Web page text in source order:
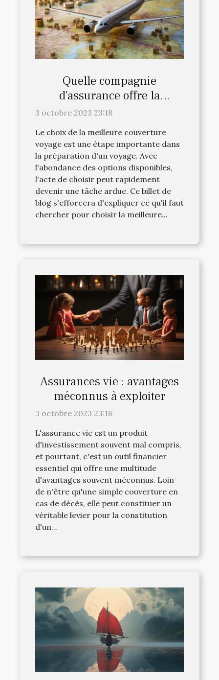
Quelle compagnie
d'assurance offre la
meilleure couverture
3 octobre 2023 23:18
Le choix de la meilleure couverture
voyage est une étape importante dans
la préparation d'un voyage. Avec
l'abondance des options disponibles,
l'acte de choisir peut rapidement
devenir une tâche ardue. Ce billet de
blog s'efforcera d'expliquer ce qu'il faut
chercher pour choisir la meilleure...
Assurances vie : avantages
méconnus à exploiter
3 octobre 2023 23:18
L'assurance vie est un produit
d'investissement souvent mal compris,
et pourtant, c'est un outil financier
essentiel qui offre une multitude
d'avantages souvent méconnus. Loin
de n'être qu'une simple couverture en
cas de décès, elle peut constituer un
véritable levier pour la constitution
d'un...